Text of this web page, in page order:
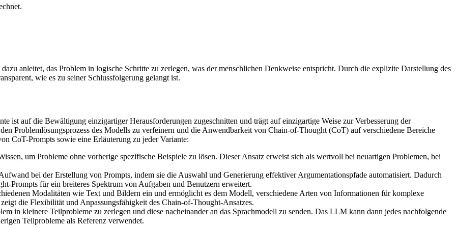
anleitet, das Problem in logische Schritte zu zerlegen, was der menschlichen Denkweise entspricht. Durch die explizite Darstellung des
wie es zu seiner Schlussfolgerung gelangt ist.
ist auf die Bewältigung einzigartiger Herausforderungen zugeschnitten und trägt auf einzigartige Weise zur Verbesserung der
Problemlösungsprozess des Modells zu verfeinern und die Anwendbarkeit von Chain-of-Thought (CoT) auf verschiedene Bereiche
CoT-Prompts sowie eine Erläuterung zu jeder Variante:
um Probleme ohne vorherige spezifische Beispiele zu lösen. Dieser Ansatz erweist sich als wertvoll bei neuartigen Problemen, bei
bei der Erstellung von Prompts, indem sie die Auswahl und Generierung effektiver Argumentationspfade automatisiert. Dadurch
Prompts für ein breiteres Spektrum von Aufgaben und Benutzern erweitert.
Modalitäten wie Text und Bildern ein und ermöglicht es dem Modell, verschiedene Arten von Informationen für komplexe
die Flexibilität und Anpassungsfähigkeit des Chain-of-Thought-Ansatzes.
in kleinere Teilprobleme zu zerlegen und diese nacheinander an das Sprachmodell zu senden. Das LLM kann dann jedes nachfolgende
Teilprobleme als Referenz verwendet.